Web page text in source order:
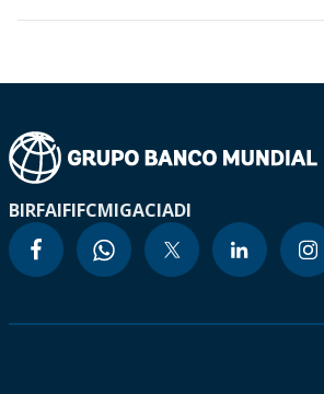
BIRFAIFIFCMIGACIADI